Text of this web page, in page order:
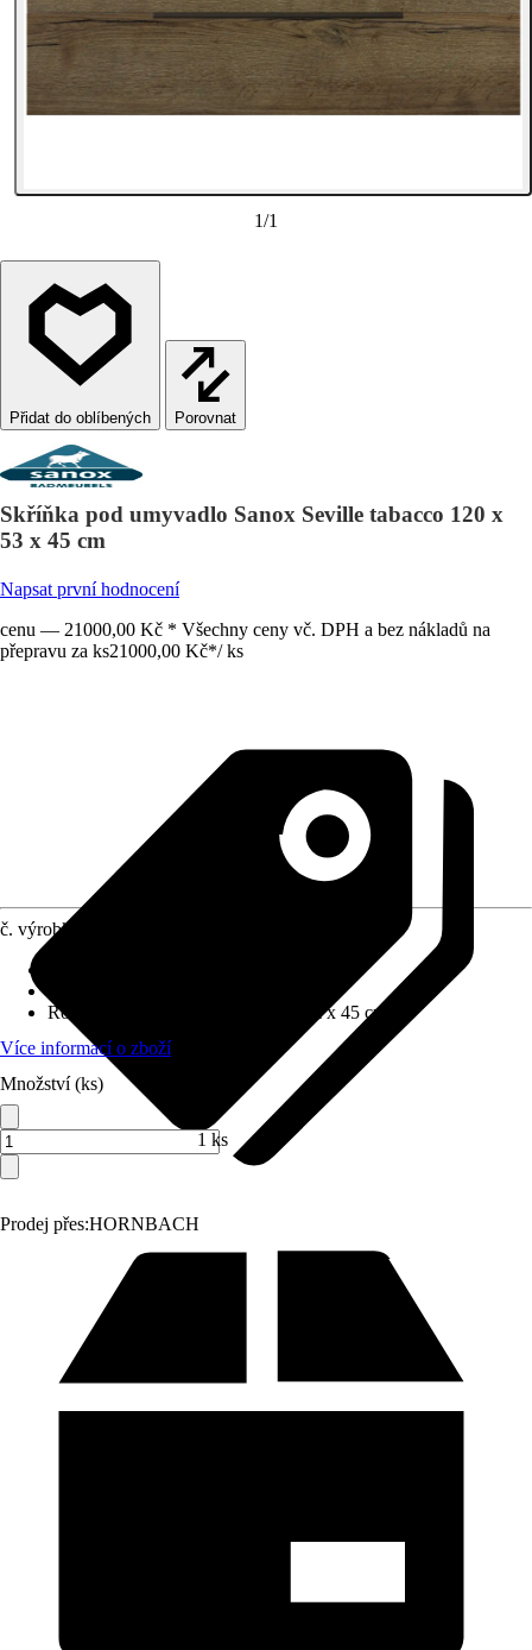
1/1
Porovnat
Skříňka pod umyvadlo Sanox Seville tabacco 120 x
53 x 45 cm
Napsat první hodnocení
cenu — 21000,00 Kč * Všechny ceny vč. DPH a bez nákladů na
přepravu za ks21000,00 Kč*/ ks
Prodej přes:HORNBACH
č. výrobku
Rozměry (ŠxVxH)
120 cm x 53 cm x 45 cm
Více informací o zboží
Množství (ks)
1 ks